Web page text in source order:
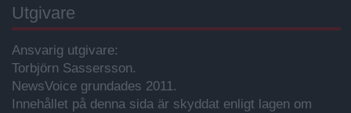
Utgivare
Ansvarig utgivare:
Torbjörn Sassersson.
NewsVoice grundades 2011.
Innehållet på denna sida är skyddat enligt lagen om